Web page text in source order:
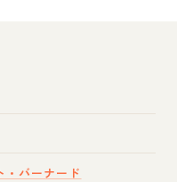
・バーナード